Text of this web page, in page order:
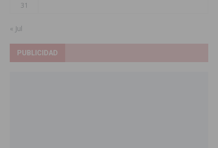
31
« Jul
PUBLICIDAD